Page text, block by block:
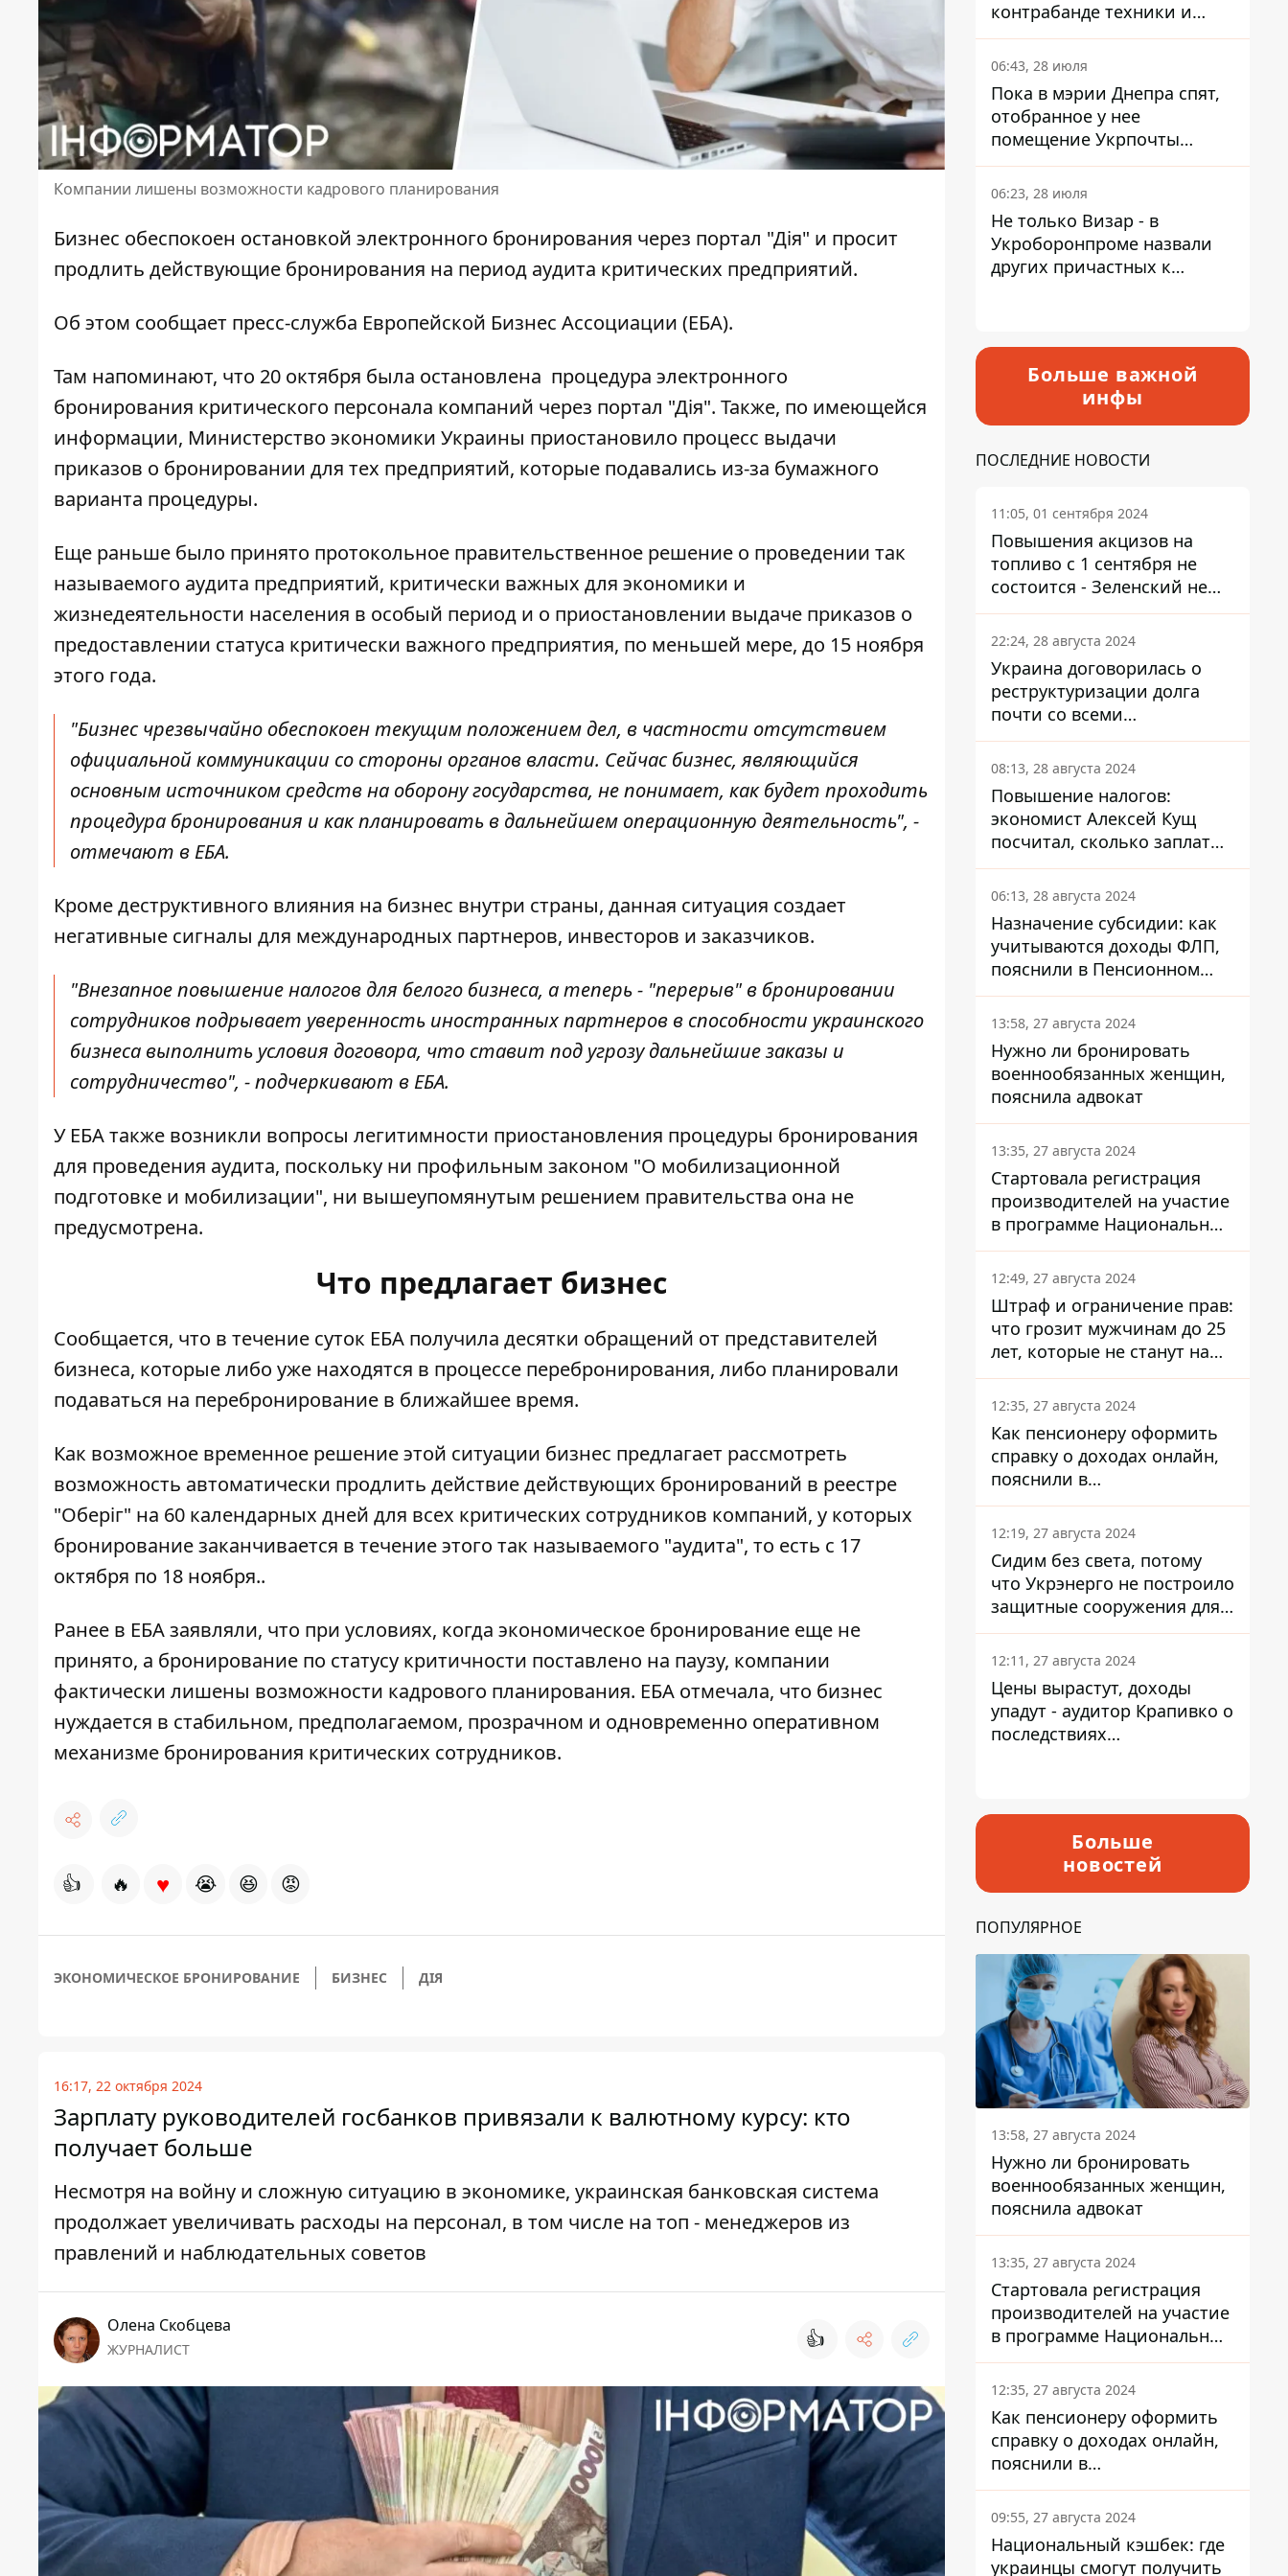
Компании лишены возможности кадрового планирования
Бизнес обеспокоен остановкой электронного бронирования через портал "Дія" и просит
продлить действующие бронирования на период аудита критических предприятий.
Об этом сообщает пресс-служба Европейской Бизнес Ассоциации (ЕБА).
Там напоминают, что 20 октября была остановлена ​​ процедура электронного
бронирования критического персонала компаний через портал "Дія". Также, по имеющейся
информации, Министерство экономики Украины приостановило процесс выдачи
приказов о бронировании для тех предприятий, которые подавались из-за бумажного
варианта процедуры.
Еще раньше было принято протокольное правительственное решение о проведении так
называемого аудита предприятий, критически важных для экономики и
жизнедеятельности населения в особый период и о приостановлении выдаче приказов о
предоставлении статуса критически важного предприятия, по меньшей мере, до 15 ноября
этого года.
"Бизнес чрезвычайно обеспокоен текущим положением дел, в частности отсутствием
официальной коммуникации со стороны органов власти. Сейчас бизнес, являющийся
основным источником средств на оборону государства, не понимает, как будет проходить
процедура бронирования и как планировать в дальнейшем операционную деятельность", -
отмечают в ЕБА.
Кроме деструктивного влияния на бизнес внутри страны, данная ситуация создает
негативные сигналы для международных партнеров, инвесторов и заказчиков.
"Внезапное повышение налогов для белого бизнеса, а теперь - "перерыв" в бронировании
сотрудников подрывает уверенность иностранных партнеров в способности украинского
бизнеса выполнить условия договора, что ставит под угрозу дальнейшие заказы и
сотрудничество", - подчеркивают в ЕБА.
У ЕБА также возникли вопросы легитимности приостановления процедуры бронирования
для проведения аудита, поскольку ни профильным законом "О мобилизационной
подготовке и мобилизации", ни вышеупомянутым решением правительства она не
предусмотрена.
Что предлагает бизнес
Сообщается, что в течение суток ЕБА получила десятки обращений от представителей
бизнеса, которые либо уже находятся в процессе перебронирования, либо планировали
подаваться на перебронирование в ближайшее время.
Как возможное временное решение этой ситуации бизнес предлагает рассмотреть
возможность автоматически продлить действие действующих бронирований в реестре
"Оберіг" на 60 календарных дней для всех критических сотрудников компаний, у которых
бронирование заканчивается в течение этого так называемого "аудита", то есть с 17
октября по 18 ноября..
Ранее в ЕБА заявляли, что при условиях, когда экономическое бронирование еще не
принято, а бронирование по статусу критичности поставлено на паузу, компании
фактически лишены возможности кадрового планирования. ЕБА отмечала, что бизнес
нуждается в стабильном, предполагаемом, прозрачном и одновременно оперативном
механизме бронирования критических сотрудников.
👍 🔥 ♥ 😭 😆 😡
ЭКОНОМИЧЕСКОЕ БРОНИРОВАНИЕ БИЗНЕС ДІЯ
16:17, 22 октября 2024
Зарплату руководителей госбанков привязали к валютному курсу: кто
получает больше
Несмотря на войну и сложную ситуацию в экономике, украинская банковская система
продолжает увеличивать расходы на персонал, в том числе на топ - менеджеров из
правлений и наблюдательных советов
Олена Скобцева
ЖУРНАЛИСТ 👍
контрабанде техники и
уклонении от уплаты
налогов
06:43, 28 июля
Пока в мэрии Днепра спят,
отобранное у нее
помещение Укрпочты
продают за 2 миллиона
06:23, 28 июля
Не только Визар - в
Укроборонпроме назвали
других причастных к
Больше важной
инфы
ПОСЛЕДНИЕ НОВОСТИ
11:05, 01 сентября 2024
Повышения акцизов на
топливо с 1 сентября не
состоится - Зеленский не
подписал закон
22:24, 28 августа 2024
Украина договорилась о
реструктуризации долга
почти со всеми
держателями
еврооблигаций: что это
значит для страны
08:13, 28 августа 2024
Повышение налогов:
экономист Алексей Кущ
посчитал, сколько заплатит
каждый украинец
06:13, 28 августа 2024
Назначение субсидии: как
учитываются доходы ФЛП,
пояснили в Пенсионном
фонде
13:58, 27 августа 2024
Нужно ли бронировать
военнообязанных женщин,
пояснила адвокат
13:35, 27 августа 2024
Стартовала регистрация
производителей на участие
в программе Национальный
кэшбек: как это сделать
через портал Дія
12:49, 27 августа 2024
Штраф и ограничение прав:
что грозит мужчинам до 25
лет, которые не станут на
военный учет
12:35, 27 августа 2024
Как пенсионеру оформить
справку о доходах онлайн,
пояснили в
Минсоцполитики
12:19, 27 августа 2024
Сидим без света, потому
что Укрэнерго не построило
защитные сооружения для
энергетики - нардеп
Кучеренко
12:11, 27 августа 2024
Цены вырастут, доходы
упадут - аудитор Крапивко о
последствиях
Больше
новостей
ПОПУЛЯРНОЕ
13:58, 27 августа 2024
Нужно ли бронировать
военнообязанных женщин,
пояснила адвокат
13:35, 27 августа 2024
Стартовала регистрация
производителей на участие
в программе Национальный
кэшбек: как это сделать
через портал Дія
12:35, 27 августа 2024
Как пенсионеру оформить
справку о доходах онлайн,
пояснили в
Минсоцполитики
09:55, 27 августа 2024
Национальный кэшбек: где
украинцы смогут получить